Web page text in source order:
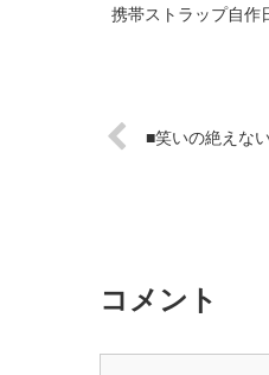
携帯ストラップ自作
■笑いの絶えな
コメント